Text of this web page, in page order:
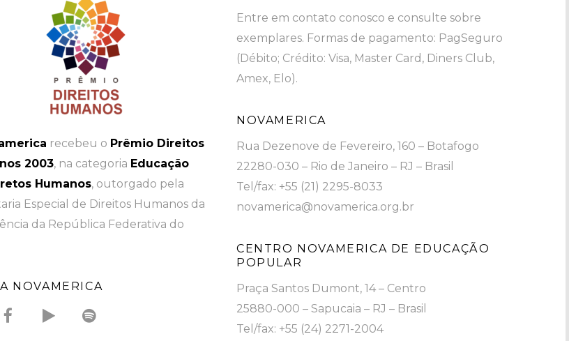
recebeu o Prêmio Direitos
2003, na categoria Educação
Humanos, outorgado pela
Especial de Direitos Humanos da
da República Federativa do
NOVAMERICA
Entre em contato conosco e consulte sobre
exemplares. Formas de pagamento: PagSeguro
(Débito; Crédito: Visa, Master Card, Diners Club,
Amex, Elo).
NOVAMERICA
Rua Dezenove de Fevereiro, 160 – Botafogo
22280-030 – Rio de Janeiro – RJ – Brasil
Tel/fax: +55 (21) 2295-8033
novamerica@novamerica.org.br
CENTRO NOVAMERICA DE EDUCAÇÃO
POPULAR
Praça Santos Dumont, 14 – Centro
25880-000 – Sapucaia – RJ – Brasil
Tel/fax: +55 (24) 2271-2004